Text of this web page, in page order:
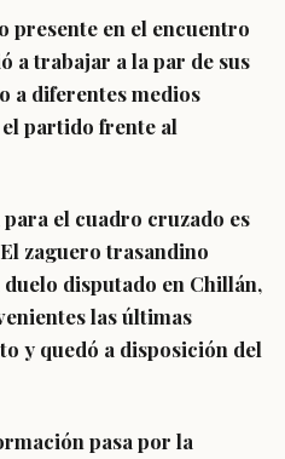
presente en el encuentro
a trabajar a la par de sus
a diferentes medios
partido frente al
el cuadro cruzado es
zaguero trasandino
disputado en Chillán,
las últimas
y quedó a disposición del
pasa por la